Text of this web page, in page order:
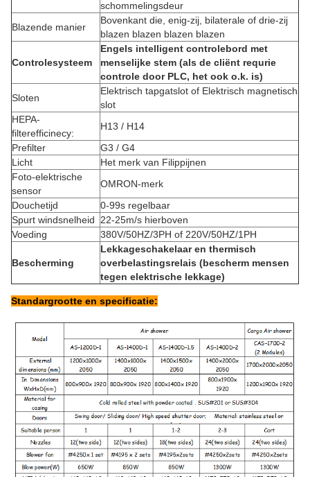
schommelingsdeur
Blazende manier
Bovenkant die, enig-zij, bilaterale of drie-zij
blazen blazen blazen blazen
Controlesysteem
Engels intelligent controlebord met
menselijke stem (als de cliënt requrie
controle door PLC, het ook o.k. is)
Sloten
Elektrisch tapgatslot of Elektrisch magnetisch
slot
HEPA-
filterefficinecy:
H13 / H14
Prefilter
G3 / G4
Licht
Het merk van Filippijnen
Foto-elektrische
sensor
OMRON-merk
Douchetijd
0-99s regelbaar
Spurt windsnelheid
22-25m/s hierboven
Voeding
380V/50HZ/3PH of 220V/50HZ/1PH
Bescherming
Lekkageschakelaar en thermisch
overbelastingsrelais (bescherm mensen
tegen elektrische lekkage)
Standargrootte en specificatie: